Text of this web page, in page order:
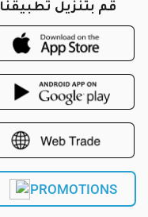
قم بتنزيل تطبيقنا
PROMOTIONS